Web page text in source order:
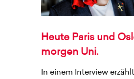
Heute Paris und
morgen Uni.
In einem Interview